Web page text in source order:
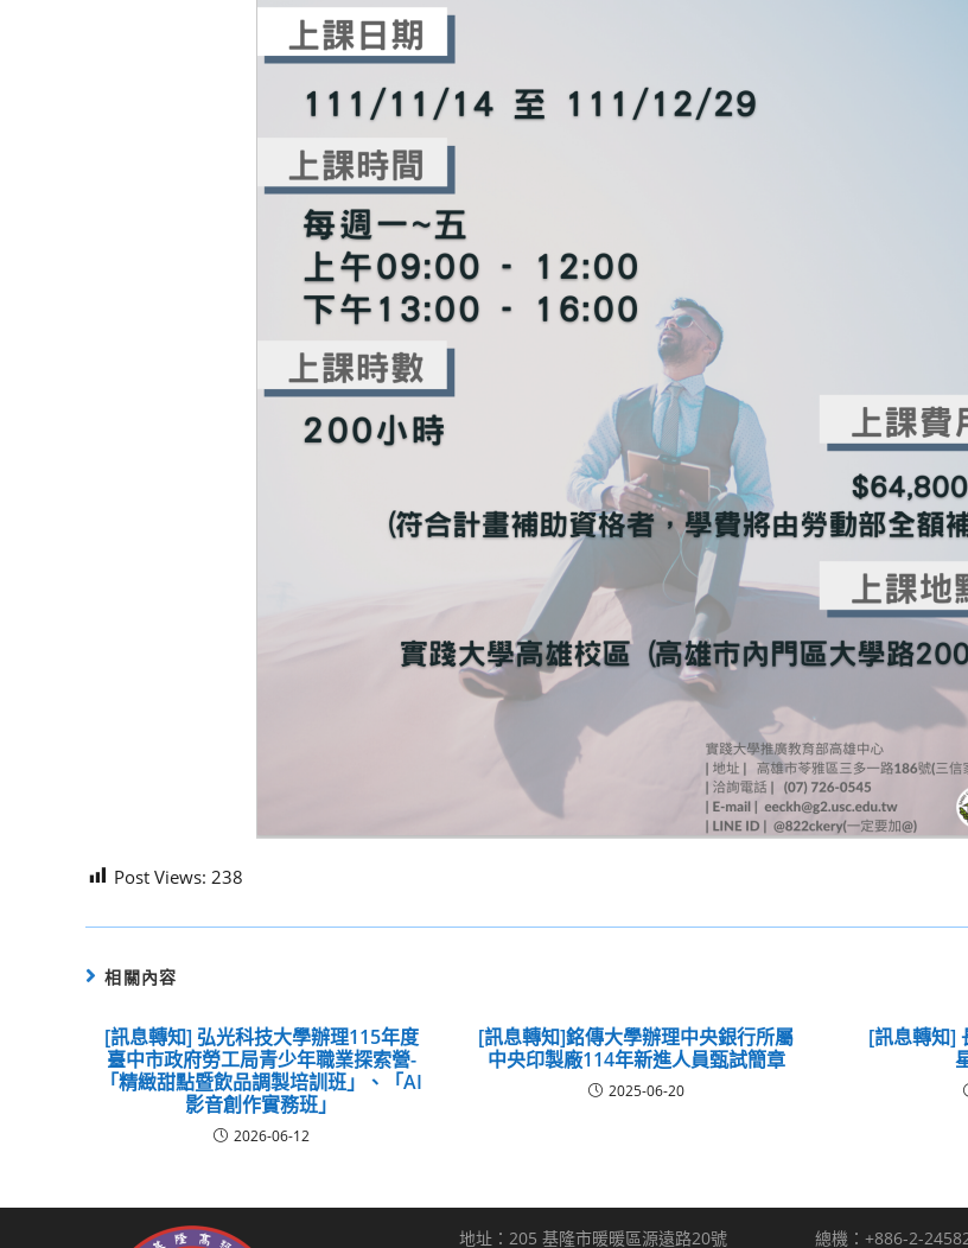
Post Views: 238
相關內容
[訊息轉知] 弘光科技大學辦理115年度
臺中市政府勞工局青少年職業探索營-
「精緻甜點暨飲品調製培訓班」、「AI
影音創作實務班」
2026-06-12
[訊息轉知]銘傳大學辦理中央銀行所屬
中央印製廠114年新進人員甄試簡章
2025-06-20
[訊息轉知]
地址：205 基隆市暖暖區源遠路20號 總機：+886-2-